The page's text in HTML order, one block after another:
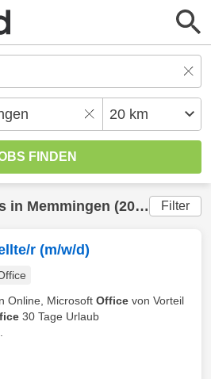
in Memmingen (20 km) gefunden Filter
r (m/w/d)
Online, Microsoft Office von Vorteil
30 Tage Urlaub